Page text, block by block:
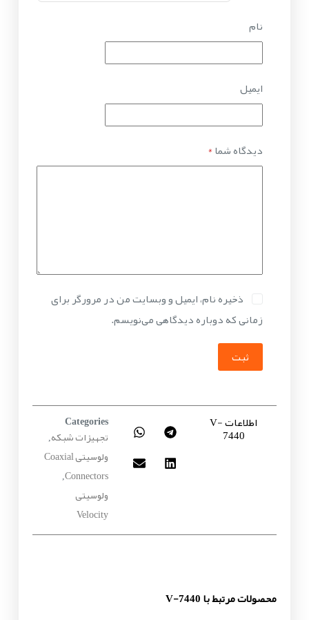
نام
ایمیل
دیدگاه شما*
ذخیره نام، ایمیل و وبسایت من در مرورگر برای
زمانی که دوباره دیدگاهی می‌نویسم.
ثبت
اطلاعات V-
7440
Categories
تجهیزات شبکه,
ولوسیتی Coaxial
Connectors
,
ولوسیتی
Velocity
محصولات مرتبط با V-7440